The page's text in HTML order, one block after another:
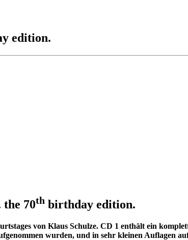
edition.
70th birthday edition.
von Klaus Schulze. CD 1 enthält ein
wurden, und in sehr kleinen Auflagen